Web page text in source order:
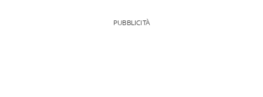
PUBBLICITÀ